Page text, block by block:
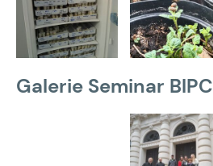
Galerie Seminar BIPC